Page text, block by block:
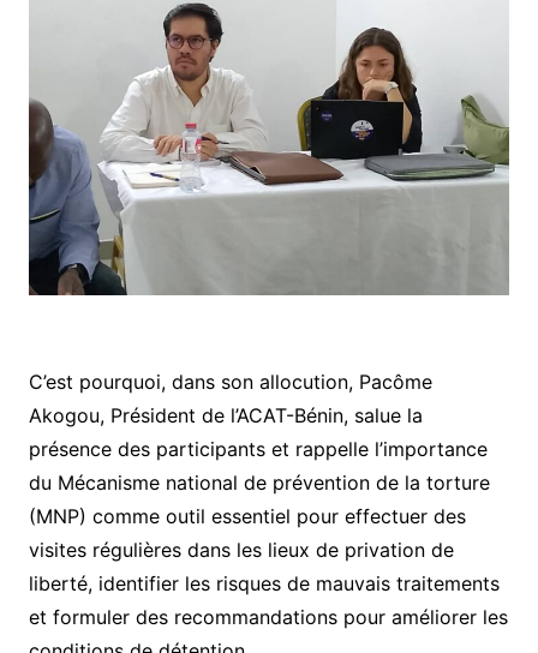
C’est pourquoi, dans son allocution, Pacôme
Akogou, Président de l’ACAT-Bénin, salue la
présence des participants et rappelle l’importance
du Mécanisme national de prévention de la torture
(MNP) comme outil essentiel pour effectuer des
visites régulières dans les lieux de privation de
liberté, identifier les risques de mauvais traitements
et formuler des recommandations pour améliorer les